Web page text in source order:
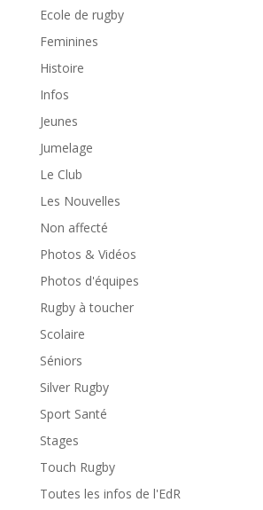
Ecole de rugby
Feminines
Histoire
Infos
Jeunes
Jumelage
Le Club
Les Nouvelles
Non affecté
Photos & Vidéos
Photos d'équipes
Rugby à toucher
Scolaire
Séniors
Silver Rugby
Sport Santé
Stages
Touch Rugby
Toutes les infos de l'EdR